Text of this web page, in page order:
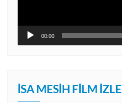
00:00
İSA MESIH FILM İZLE